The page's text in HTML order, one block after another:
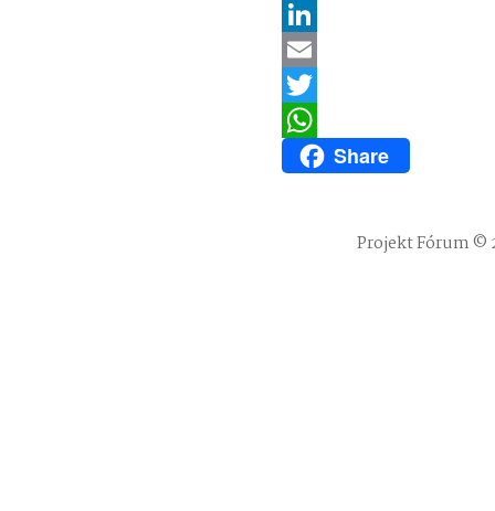
Facebook
LinkedIn
Email
Twitter
WhatsAppShare
Projekt Fórum ©